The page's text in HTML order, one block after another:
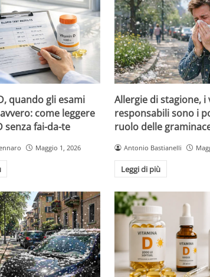
quando gli esami
come leggere
senza fai-da-te
Maggio 1, 2026
Allergie di stagione, i
responsabili sono i
ruolo delle
Antonio Bastianelli
Leggi di più